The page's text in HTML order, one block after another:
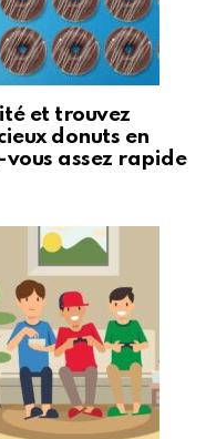
et trouvez
donuts en
vous assez rapide